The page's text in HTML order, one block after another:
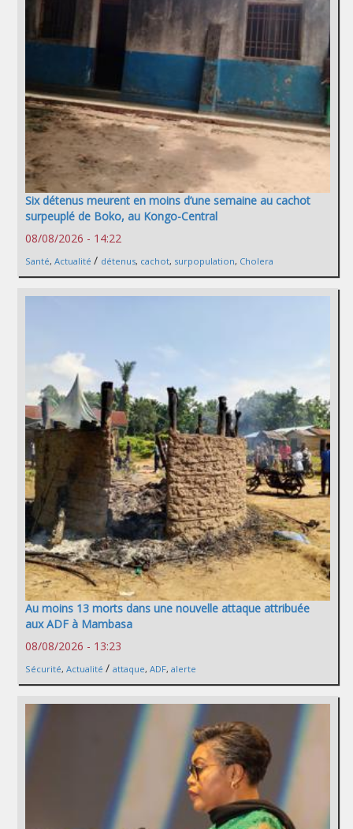
Six détenus meurent en moins d’une semaine au cachot
surpeuplé de Boko, au Kongo-Central
08/08/2026 - 14:22
Santé, Actualité / détenus, cachot, surpopulation, Cholera
Au moins 13 morts dans une nouvelle attaque attribuée
aux ADF à Mambasa
08/08/2026 - 13:23
Sécurité, Actualité / attaque, ADF, alerte